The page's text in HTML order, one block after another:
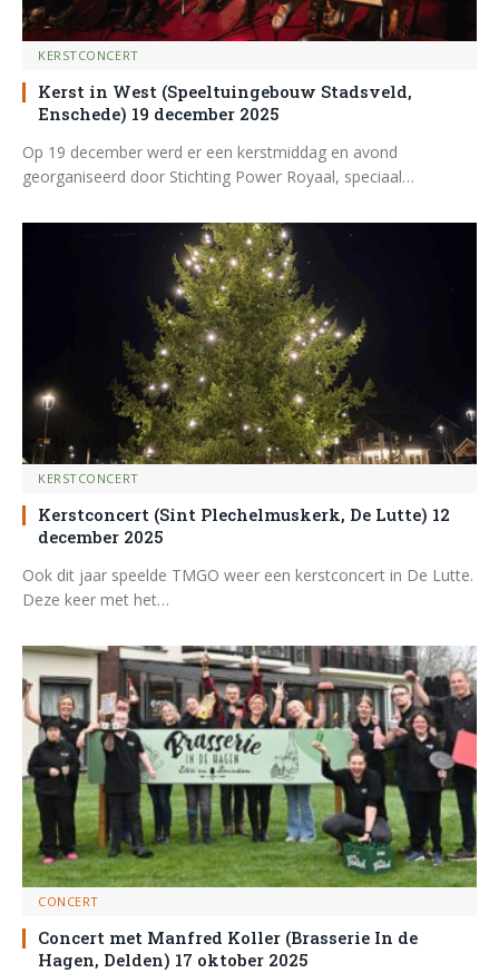
KERSTCONCERT
Kerst in West (Speeltuingebouw Stadsveld,
Enschede) 19 december 2025
Op 19 december werd er een kerstmiddag en avond
georganiseerd door Stichting Power Royaal, speciaal…
KERSTCONCERT
Kerstconcert (Sint Plechelmuskerk, De Lutte) 12
december 2025
Ook dit jaar speelde TMGO weer een kerstconcert in De Lutte.
Deze keer met het…
CONCERT
Concert met Manfred Koller (Brasserie In de
Hagen, Delden) 17 oktober 2025